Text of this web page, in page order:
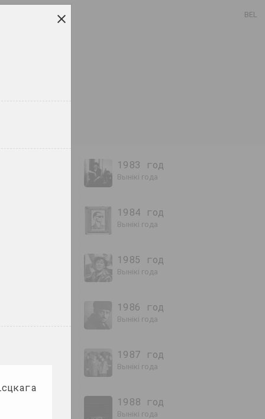
BEL
1983 год
вынікі года
1984 год
вынікі года
1985 год
вынікі года
1986 год
вынікі года
1987 год
вынікі года
1988 год
вынікі года